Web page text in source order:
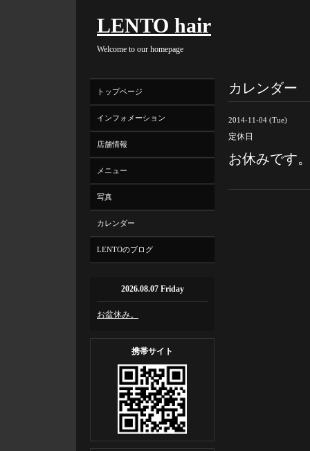
LENTO hair
Welcome to our homepage
カレンダー
2014-11-04 (Tue)
定休日
お休みです
トップページ
インフォメーション
店舗情報
メニュー
写真
カレンダー
LENTOのブログ
2026.08.07 Friday
お盆休み。
携帯サイト